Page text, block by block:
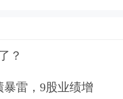
利差压缩、杠杆
债市脆弱性上
强势对债市形成
？
雷，9股业绩增